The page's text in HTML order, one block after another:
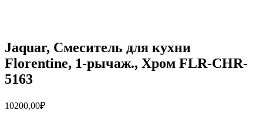
Jaquar, Смеситель для кухни
Florentine, 1-рычаж., Хром FLR-CHR-
5163
10200,00₽